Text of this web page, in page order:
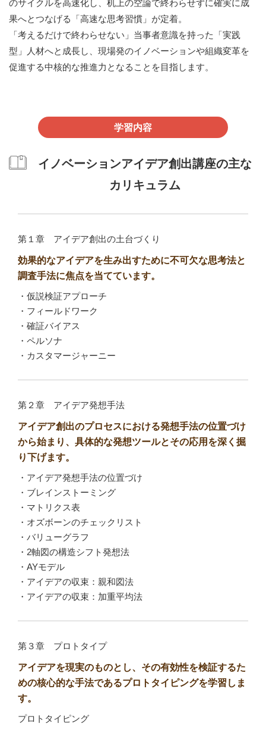
のサイクルを高速化し、机上の空論で終わらせずに確実に成
果へとつなげる「高速な思考習慣」が定着。
「考えるだけで終わらせない」当事者意識を持った「実践
型」人材へと成長し、現場発のイノベーションや組織変革を
促進する中核的な推進力となることを目指します。
学習内容
イノベーションアイデア創出講座の主な
カリキュラム
第１章 アイデア創出の土台づくり
効果的なアイデアを生み出すために不可欠な思考法と
調査手法に焦点を当てています。
・仮説検証アプローチ
・フィールドワーク
・確証バイアス
・ペルソナ
・カスタマージャーニー
第２章 アイデア発想手法
アイデア創出のプロセスにおける発想手法の位置づけ
から始まり、具体的な発想ツールとその応用を深く掘
り下げます。
・アイデア発想手法の位置づけ
・ブレインストーミング
・マトリクス表
・オズボーンのチェックリスト
・バリューグラフ
・2軸図の構造シフト発想法
・AYモデル
・アイデアの収束：親和図法
・アイデアの収束：加重平均法
第３章 プロトタイプ
アイデアを現実のものとし、その有効性を検証するた
めの核心的な手法であるプロトタイピングを学習しま
す。
プロトタイピング